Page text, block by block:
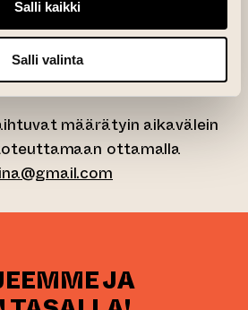
Salli kaikki
Salli valinta
vuosikymmenen
ja he toteuttavat
luvallisilla
määrätyin aikavälein
ottamalla
JA